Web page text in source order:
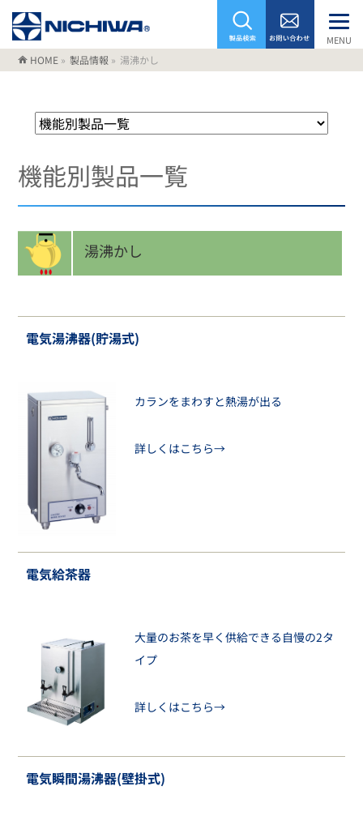
MENU
HOME » 製品情報 » 湯沸かし
機能別製品一覧
湯沸かし
電気湯沸器(貯湯式)
カランをまわすと熱湯が出る
詳しくはこちら→
電気給茶器
大量のお茶を早く供給できる自慢の2タ
イプ
詳しくはこちら→
電気瞬間湯沸器(壁掛式)